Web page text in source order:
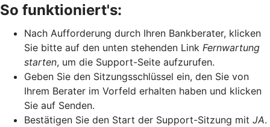
So funktioniert's:
Nach Aufforderung durch Ihren Bankberater, klicken
Sie bitte auf den unten stehenden Link Fernwartung
starten, um die Support-Seite aufzurufen.
Geben Sie den Sitzungsschlüssel ein, den Sie von
Ihrem Berater im Vorfeld erhalten haben und klicken
Sie auf Senden.
Bestätigen Sie den Start der Support-Sitzung mit JA.